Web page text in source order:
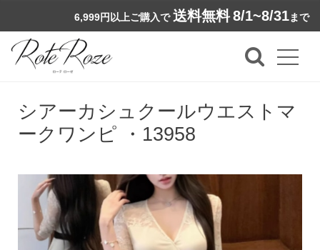
6,999円以上ご購入で 送料無料8/1~8/31まで
シアーカシュクールウエストマ
ークワンピ ・13958